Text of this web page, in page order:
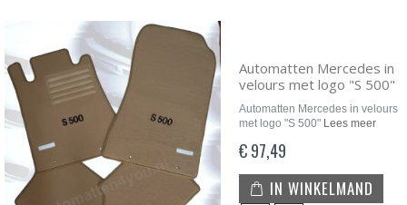
Automatten Mercedes in
velours met logo "S 500"
Automatten Mercedes in velours
met logo "S 500" Lees meer
€ 97,49
IN WINKELMAND